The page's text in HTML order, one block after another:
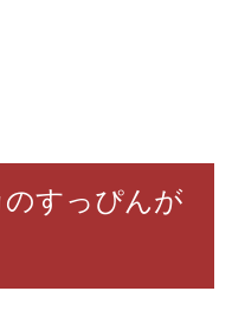
すっぴんが